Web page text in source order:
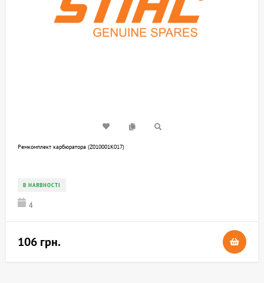
Ремкомплект карбюратора (Z010001K017)
В НАЯВНОСТІ
4
106 грн.